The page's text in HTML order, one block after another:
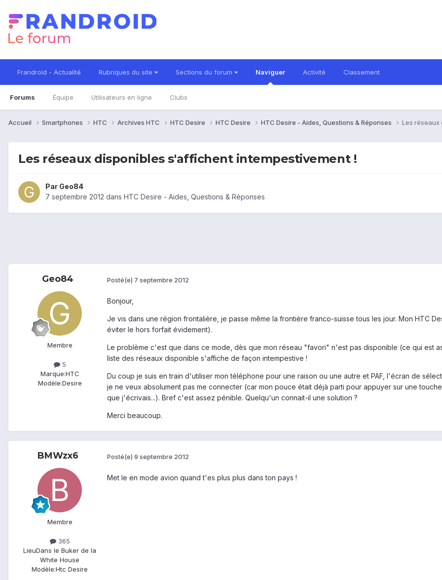
Frandroid - Actualité Rubriques du site Sections du forum Naviguer
Forums Équipe Utilisateurs en ligne Clubs
Activité Classement
Accueil Smartphones HTC Archives HTC HTC Desire HTC Desire HTC Desire - Aides, Questions & Réponses Les réseaux
Les réseaux disponibles s'affichent intempestivement !
Par Geo84
7 septembre 2012 dans HTC Desire - Aides, Questions & Réponses
Geo84
Membre
5
Marque:HTC
Modèle:Desire
Posté(e) 7 septembre 2012
Bonjour,
Je vis dans une région frontalière, je passe même la frontière franco-suisse tous les jour. Mon HTC
éviter le hors forfait évidement).
Le problème c'est que dans ce mode, dès que mon réseau "favori" n'est pas disponible (ce qui est
liste des réseaux disponible s'affiche de façon intempestive !
Du coup je suis en train d'utiliser mon téléphone pour une raison ou une autre et PAF, l'écran de
je ne veux absolument pas me connecter (car mon pouce était déjà parti pour appuyer sur une
que j'écrivais...). Bref c'est assez pénible. Quelqu'un connait-il une solution ?
Merci beaucoup.
BMWzx6
Membre
365
LieuDans le Buker de la
White House
Modèle:Htc Desire
Posté(e) 9 septembre 2012
Met le en mode avion quand t'es plus plus dans ton pays !